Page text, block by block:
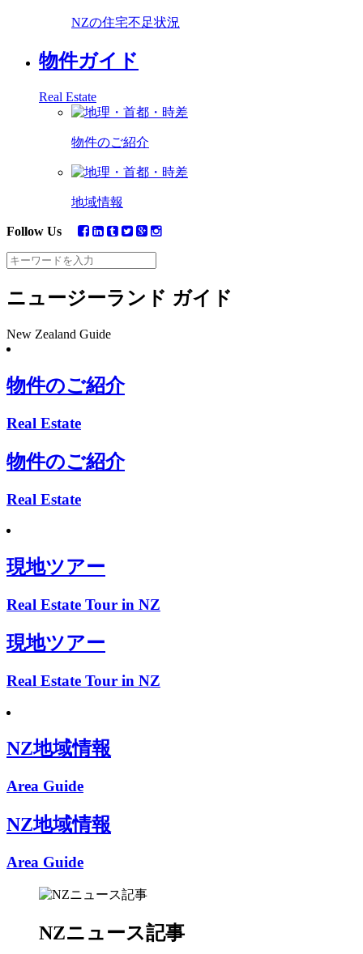
NZの住宅不足状況
物件ガイド
Real Estate
物件のご紹介
地域情報
Follow Us
ニュージーランド ガイド
New Zealand Guide
物件のご紹介
Real Estate
物件のご紹介
Real Estate
現地ツアー
Real Estate Tour in NZ
現地ツアー
Real Estate Tour in NZ
NZ地域情報
Area Guide
NZ地域情報
Area Guide
NZニュース記事